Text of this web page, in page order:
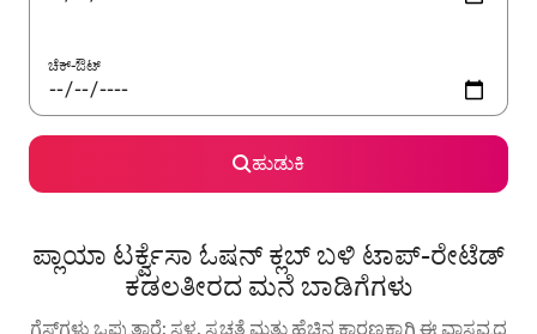
ಚೆಕ್-ಔಟ್
ಹುಡುಕಿ
ಪ್ಲಾಯಾ ಟರ್ಕ್ವೆಸಾ ಓಷನ್ ಕ್ಲಬ್ ಬಳಿ ಟಾಪ್-ರೇಟೆಡ್
ಕಡಲತೀರದ ಮನೆ ಬಾಡಿಗೆಗಳು
ಗೆಸ್ಟ್‌ಗಳು ಒಪ್ಪುತ್ತಾರೆ: ಸ್ಥಳ, ಸ್ವಚ್ಛತೆ ಮತ್ತು ಹೆಚ್ಚಿನ ಕಾರಣಕ್ಕಾಗಿ ಈ ವಾಸ್ತವ್ಯದ